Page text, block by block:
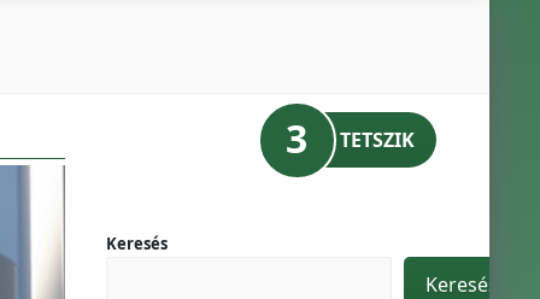
3 TETSZIK
Keresés
Keresés